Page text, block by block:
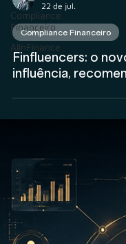
Compliance
Financeiro
AIInFinance
Anderson Timm
22 de jul.
influência,